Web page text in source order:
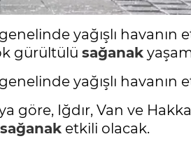
yağışlı havanın
gürültülü sağanak
yağışlı havanın
göre, Iğdır, Van ve
sağanak etkili olacak.